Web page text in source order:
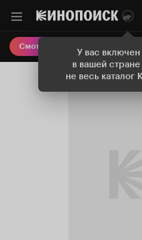
У вас включен
в вашей
не весь каталог
Смотреть кино